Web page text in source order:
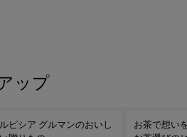
ップ
お茶で想いを伝えませんか
一番人気の